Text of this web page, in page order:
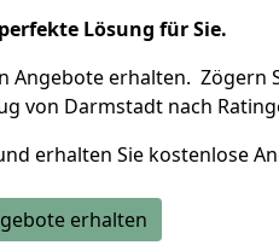
Lösung für Sie.
Angebote erhalten. Zögern
von Darmstadt nach
erhalten Sie kostenlose
erhalten